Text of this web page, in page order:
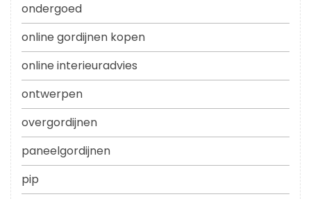
ondergoed
online gordijnen kopen
online interieuradvies
ontwerpen
overgordijnen
paneelgordijnen
pip